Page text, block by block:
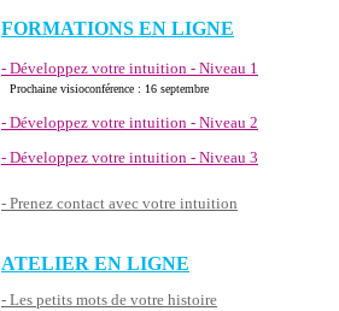
FORMATIONS EN LIGNE
- Développez votre intuition - Niveau 1
Prochaine visioconférence : 16 septembre
- Développez votre intuition - Niveau 2
- Développez votre intuition - Niveau 3
- Prenez contact avec votre intuition
ATELIER EN LIGNE
- Les petits mots de votre histoire